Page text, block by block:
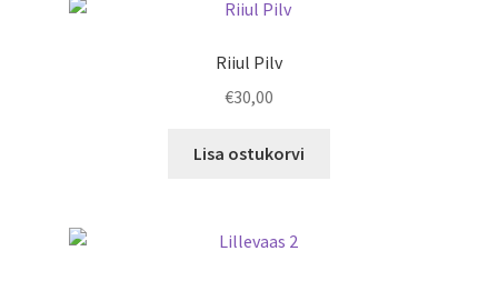
Riiul Pilv
€30,00
Lisa ostukorvi